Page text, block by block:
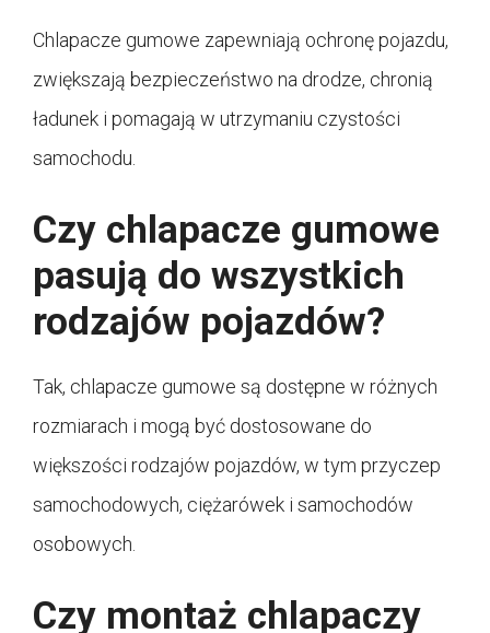
Chlapacze gumowe zapewniają ochronę pojazdu,
zwiększają bezpieczeństwo na drodze, chronią
ładunek i pomagają w utrzymaniu czystości
samochodu.
Czy chlapacze gumowe
pasują do wszystkich
rodzajów pojazdów?
Tak, chlapacze gumowe są dostępne w różnych
rozmiarach i mogą być dostosowane do
większości rodzajów pojazdów, w tym przyczep
samochodowych, ciężarówek i samochodów
osobowych.
Czy montaż chlapaczy